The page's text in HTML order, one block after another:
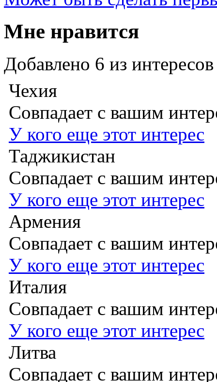
Мне нравится
Добавлено 6 из интересов
Чехия
Совпадает с вашим
У кого еще этот интерес
Таджикистан
Совпадает с вашим
У кого еще этот интерес
Армения
Совпадает с вашим
У кого еще этот интерес
Италия
Совпадает с вашим
У кого еще этот интерес
Литва
Совпадает с вашим